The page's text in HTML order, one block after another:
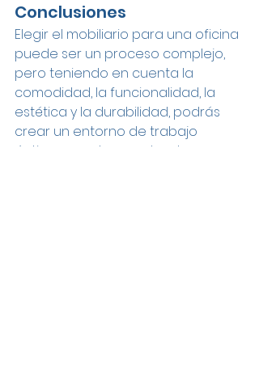
Conclusiones
Elegir el mobiliario para una oficina
puede ser un proceso complejo,
pero teniendo en cuenta la
comodidad, la funcionalidad, la
estética y la durabilidad, podrás
crear un entorno de trabajo
óptimo para tus empleados.